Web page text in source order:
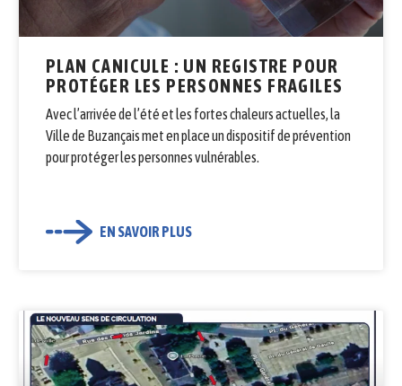
PLAN CANICULE : UN REGISTRE POUR
PROTÉGER LES PERSONNES FRAGILES
Avec l’arrivée de l’été et les fortes chaleurs actuelles, la
Ville de Buzançais met en place un dispositif de prévention
pour protéger les personnes vulnérables.
EN SAVOIR PLUS